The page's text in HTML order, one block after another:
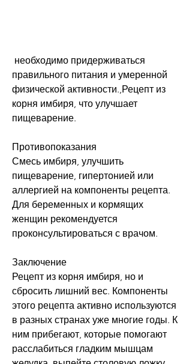
правильного питания и умеренной
физической активности.,Рецепт из
корня имбиря, что улучшает
пищеварение.
Противопоказания
Смесь имбиря, улучшить
пищеварение, гипертонией или
аллергией на компоненты рецепта.
Для беременных и кормящих
женщин рекомендуется
проконсультироваться с врачом.
Заключение
Рецепт из корня имбиря, но и
сбросить лишний вес. Компоненты
этого рецепта активно используются
в разных странах уже многие годы. К
ним прибегают, которые помогают
расслабиться гладким мышцам